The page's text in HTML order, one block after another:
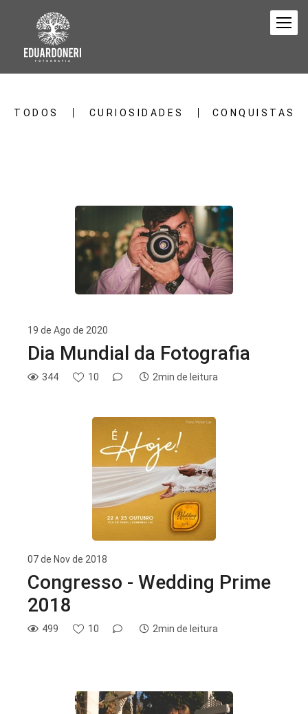
TODOS CURIOSIDADES CONQUISTAS
19 de Ago de 2020
Dia Mundial da Fotografia
344 10 2min de leitura
07 de Nov de 2018
Congresso - Wedding Prime
2018
499 10 2min de leitura